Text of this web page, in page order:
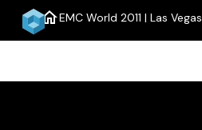
homeEMC World 2011 | Las Vegas